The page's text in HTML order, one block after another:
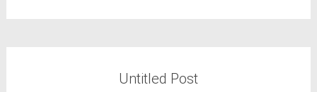
Untitled Post